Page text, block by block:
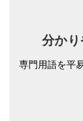
分か
専門用語を平